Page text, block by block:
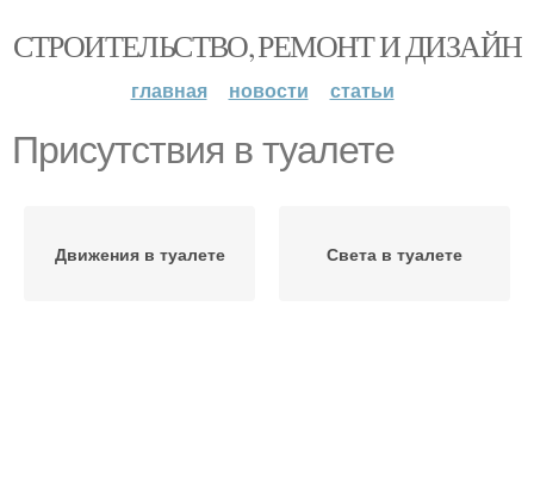
СТРОИТЕЛЬСТВО, РЕМОНТ И ДИЗАЙН
главная новости статьи
Присутствия в туалете
Движения в туалете Света в туалете